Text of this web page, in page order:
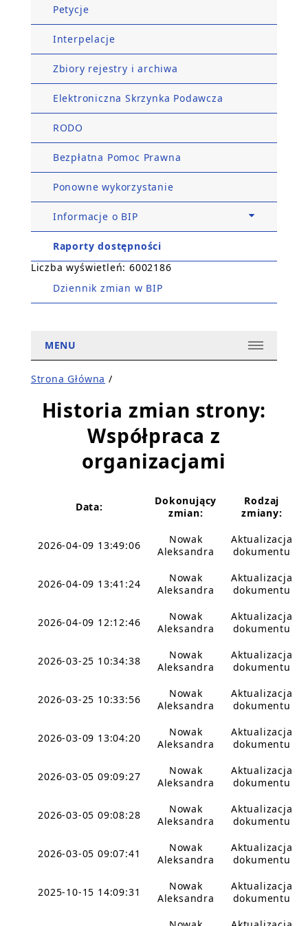
Petycje
Interpelacje
Zbiory rejestry i archiwa
Elektroniczna Skrzynka Podawcza
RODO
Bezpłatna Pomoc Prawna
Ponowne wykorzystanie
Informacje o BIP
Raporty dostępności
Liczba wyświetleń: 6002186
Dziennik zmian w BIP
MENU
Strona Główna /
Historia zmian strony:
Współpraca z
organizacjami
Data:
Dokonujący
zmian:
Rodzaj
zmiany:
2026-04-09 13:49:06
Nowak
Aleksandra
Aktualizacja
dokumentu
2026-04-09 13:41:24
Nowak
Aleksandra
Aktualizacja
dokumentu
2026-04-09 12:12:46
Nowak
Aleksandra
Aktualizacja
dokumentu
2026-03-25 10:34:38
Nowak
Aleksandra
Aktualizacja
dokumentu
2026-03-25 10:33:56
Nowak
Aleksandra
Aktualizacja
dokumentu
2026-03-09 13:04:20
Nowak
Aleksandra
Aktualizacja
dokumentu
2026-03-05 09:09:27
Nowak
Aleksandra
Aktualizacja
dokumentu
2026-03-05 09:08:28
Nowak
Aleksandra
Aktualizacja
dokumentu
2026-03-05 09:07:41
Nowak
Aleksandra
Aktualizacja
dokumentu
2025-10-15 14:09:31
Nowak
Aleksandra
Aktualizacja
dokumentu